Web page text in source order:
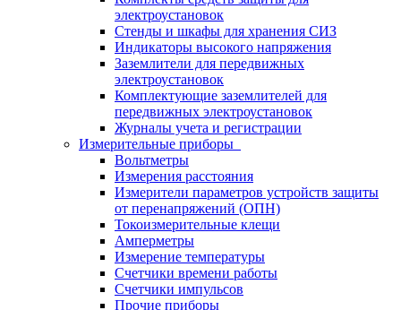
электроустановок
Стенды и шкафы для хранения СИЗ
Индикаторы высокого напряжения
Заземлители для передвижных
электроустановок
Комплектующие заземлителей для
передвижных электроустановок
Журналы учета и регистрации
Измерительные приборы
Вольтметры
Измерения расстояния
Измерители параметров устройств защиты
от перенапряжений (ОПН)
Токоизмерительные клещи
Амперметры
Измерение температуры
Счетчики времени работы
Счетчики импульсов
Прочие приборы